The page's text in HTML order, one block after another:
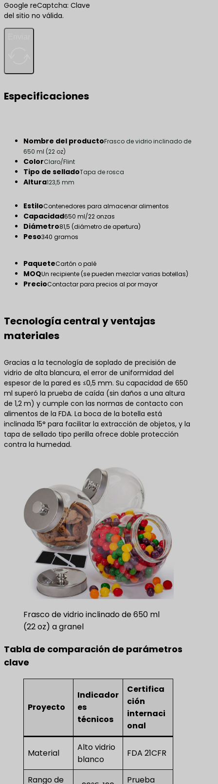
Google reCaptcha: Clave
del sitio no válida.
Especificaciones
Nombre del productoFrasco de vidrio inclinado de
650 ml (22 oz)
ColorClaro/Flint
Tipo de selladoTapa de rosca
Altura123,5 mm
EstiloContenedores para almacenar alimentos
Capacidad650 ml/22 onzas
Diámetro81,5 (diámetro de apertura)
Peso340 gramos
PaqueteCartón o palé
MOQUn recipiente (se pueden mezclar varias botellas)
PrecioContactar para precios al por mayor
Tecnología central y ventajas
materiales
Gracias a la tecnología de soplado de precisión de
vidrio de alta blancura, el error de uniformidad del
espesor de la pared es ≤0,5 mm. Su capacidad de 650
ml superó la prueba de caída (sin daños a una altura
de 1,2 m) y cumple con las normas de contacto con
alimentos de la FDA. La boca de la botella está
inclinada 15° para facilitar la extracción de objetos, y la
tapa de sellado tipo perilla ofrece doble protección
contra la humedad.
Frasco de vidrio inclinado de 650 ml
(22 oz) a granel
Tabla de comparación de parámetros
clave
Proyecto
Indicador
es
técnicos
Certifica
ción
internaci
onal
Material
Alto vidrio
blanco
FDA 21CFR
Rango de Prueba